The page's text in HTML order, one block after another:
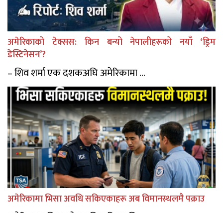
अमेरिकाको टेक्सस: किन बन्यो नेपालीहरूको नयाँ ‘ड्रिम
डेस्टिनेसन’?
– शिव शर्मा एक दशकअघि अमेरिकामा ...
अमेरिकामा भिसा अवधि सकिएकाहरू अब विमानस्थलमै पक्राउ